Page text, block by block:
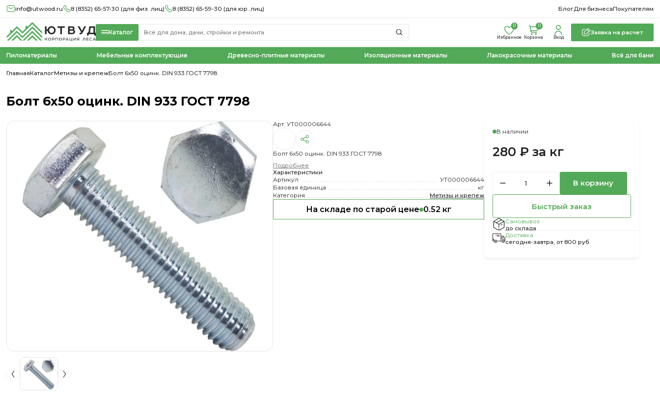
info@utwood.ru 8 (8352) 65-57-30 (для физ. лиц) 8 (8352) 65-59-30 (для юр. лиц) БлогДля бизнесаПокупателям
Каталог
Избранное
0 0
Корзина Вход
Заявка на расчет
Пиломатериалы Мебельные комплектующие Древесно-плитные материалы Изоляционные материалы Лакокрасочные материалы Всё для бани
ГлавнаяКаталогМетизы и крепежБолт 6х50 оцинк. DIN 933 ГОСТ 7798
Болт 6х50 оцинк. DIN 933 ГОСТ 7798
Арт: УТ000006644
Болт 6х50 оцинк. DIN 933 ГОСТ 7798
Подробнее
Характеристики
Артикул
УТ000006644
Базовая единица
кг
Категория
Метизы и крепеж
На складе по старой цене 0.52 кг
В наличии
280 ₽ за кг
В корзину
Быстрый заказ
Самовывоз
до склада
Доставка
сегодня-завтра, от 800 руб.